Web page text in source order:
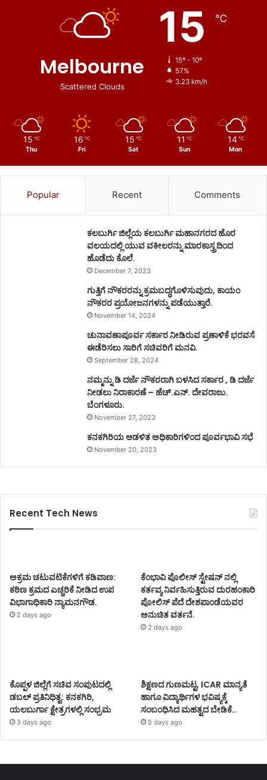
Melbourne
Scattered Clouds
15 ℃
15º - 10º
57%
3.23 km/h
15 ℃
Thu
16 ℃
Fri
15 ℃
Sat
11 ℃
Sun
14 ℃
Mon
Popular Recent Comments
ಕಲಬುರ್ಗಿ ಜಿಲ್ಲೆಯ ಕಲಬುರ್ಗಿ ಮಹಾನಗರದ ಹೊರ
ವಲಯದಲ್ಲಿ ಯುವ ವಕೀಲರನ್ನು ಮಾರಕಾಸ್ತ್ರದಿಂದ
ಹೊಡೆದು ಕೊಲೆ.
December 7, 2023
ಗುತ್ತಿಗೆ ನೌಕರರನ್ನು ಕ್ರಮಬದ್ಧಗೊಳಿಸುವುದು, ಕಾಯಂ
ನೌಕರರ ಪ್ರಯೋಜನಗಳನ್ನು ಪಡೆಯುತ್ತಾರೆ.
November 14, 2024
ಚುನಾವಣಾಪೂರ್ವ ಸರ್ಕಾರ ನೀಡಿರುವ ಪ್ರಣಾಳಿಕೆ ಭರವಸೆ
ಈಡೆರಿಸಲು ಸಾರಿಗೆ ಸಚಿವರಿಗೆ ಮನವಿ.
September 28, 2024
ನಮ್ಮನ್ನು ಡಿ ದರ್ಜೆ ನೌಕರರಾಗಿ ಬಳಸಿದ ಸರ್ಕಾರ , ಡಿ ದರ್ಜೆ
ನೀಡಲು ನಿರಾಕಾರಣೆ – ಹೆಚ್.ಎನ್. ದೇವರಾಜು.
ಬೆಂಗಳೂರು.
November 27, 2023
ಕನಕಗಿರಿಯ ಆಡಳಿತ ಅಧಿಕಾರಿಗಳಿಂದ ಪೂರ್ವಭಾವಿ ಸಭೆ
November 20, 2023
Recent Tech News
ಅಕ್ರಮ ಚಟುವಟಿಕೆಗಳಿಗೆ ಕಡಿವಾಣ:
ಕಠಿಣ ಕ್ರಮದ ಎಚ್ಚರಿಕೆ ನೀಡಿದ ಉಪ
ವಿಭಾಗಾಧಿಕಾರಿ ನ್ಯಾಮನಗೌಡ.
2 days ago
ಕೆಂಭಾವಿ ಪೊಲೀಸ್ ಸ್ಟೇಷನ್ ನಲ್ಲಿ
ಕರ್ತವ್ಯ ನಿರ್ವಹಿಸುತ್ತಿರುವ ದುರಹಂಕಾರಿ
ಪೋಲಿಸ್ ಪೆದೆ ದೇಶಪಾಂಡೆಯವರ
ಅನುಚಿತ ವರ್ತನೆ.
2 days ago
ಕೊಪ್ಪಳ ಜಿಲ್ಲೆಗೆ ಸಚಿವ ಸಂಪುಟದಲ್ಲಿ
ಡಬಲ್ ಪ್ರತಿನಿಧಿತ್ವ: ಕನಕಗಿರಿ,
ಯಲಬುರ್ಗಾ ಕ್ಷೇತ್ರಗಳಲ್ಲಿ ಸಂಭ್ರಮ
3 days ago
ಶಿಕ್ಷಣದ ಗುಣಮಟ್ಟ, ICAR ಮಾನ್ಯತೆ
ಹಾಗೂ ವಿದ್ಯಾರ್ಥಿಗಳ ಭವಿಷ್ಯಕ್ಕೆ
ಸಂಬಂಧಿಸಿದ ಮಹತ್ವದ ಬೇಡಿಕೆ..
5 days ago